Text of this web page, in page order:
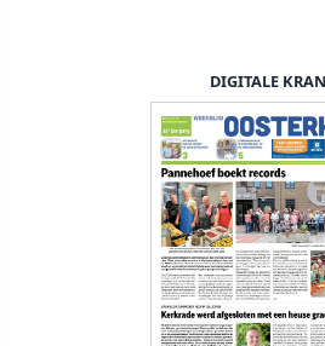
DIGITALE